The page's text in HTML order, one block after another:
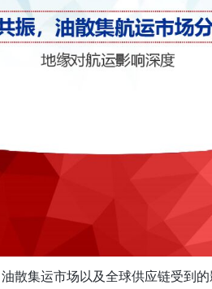
散集运市场以及全球供应链受到